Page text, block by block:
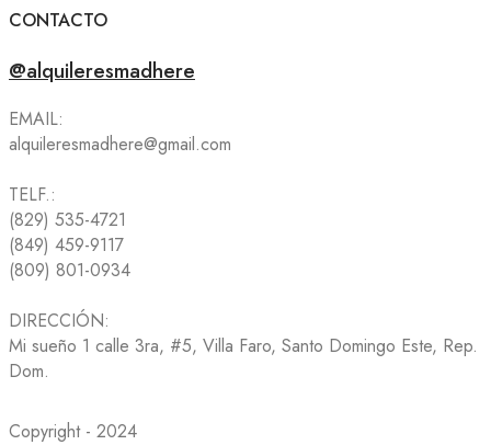
CONTACTO
@alquileresmadhere
EMAIL:
alquileresmadhere@gmail.com
TELF.:
(829) 535-4721
(849) 459-9117
(809) 801-0934
DIRECCIÓN:
Mi sueño 1 calle 3ra, #5, Villa Faro, Santo Domingo Este, Rep.
Dom.
Copyright - 2024